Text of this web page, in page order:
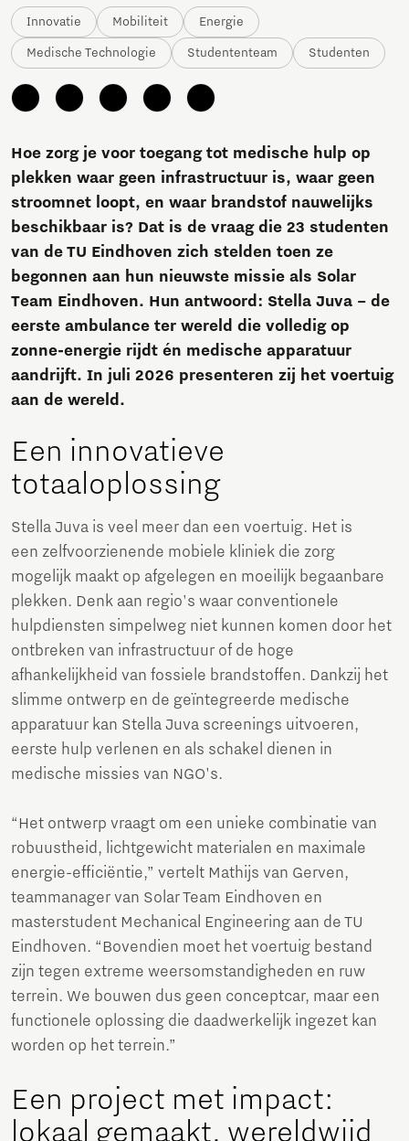
Innovatie Mobiliteit Energie
Medische Technologie Studententeam Studenten
Hoe zorg je voor toegang tot medische hulp op
plekken waar geen infrastructuur is, waar geen
stroomnet loopt, en waar brandstof nauwelijks
beschikbaar is? Dat is de vraag die 23 studenten
van de TU Eindhoven zich stelden toen ze
begonnen aan hun nieuwste missie als Solar
Team Eindhoven. Hun antwoord: Stella Juva – de
eerste ambulance ter wereld die volledig op
zonne-energie rijdt én medische apparatuur
aandrijft. In juli 2026 presenteren zij het voertuig
aan de wereld.
Een innovatieve
totaaloplossing
Stella Juva is veel meer dan een voertuig. Het is
een zelfvoorzienende mobiele kliniek die zorg
mogelijk maakt op afgelegen en moeilijk begaanbare
plekken. Denk aan regio's waar conventionele
hulpdiensten simpelweg niet kunnen komen door het
ontbreken van infrastructuur of de hoge
afhankelijkheid van fossiele brandstoffen. Dankzij het
slimme ontwerp en de geïntegreerde medische
apparatuur kan Stella Juva screenings uitvoeren,
eerste hulp verlenen en als schakel dienen in
medische missies van NGO's.
“Het ontwerp vraagt om een unieke combinatie van
robuustheid, lichtgewicht materialen en maximale
energie-efficiëntie,” vertelt Mathijs van Gerven,
teammanager van Solar Team Eindhoven en
masterstudent Mechanical Engineering aan de TU
Eindhoven. “Bovendien moet het voertuig bestand
zijn tegen extreme weersomstandigheden en ruw
terrein. We bouwen dus geen conceptcar, maar een
functionele oplossing die daadwerkelijk ingezet kan
worden op het terrein.”
Een project met impact:
lokaal gemaakt, wereldwijd